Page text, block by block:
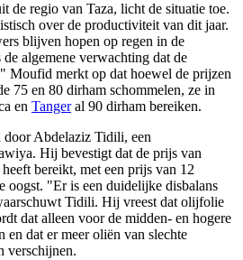
de regio van Taza, licht de situatie toe.
over de productiviteit van dit jaar.
blijven hopen op regen in de
algemene verwachting dat de
Moufid merkt op dat hoewel de prijzen
75 en 80 dirham schommelen, ze in
en Tangeral 90 dirham bereiken.
door Abdelaziz Tidili, een
Hij bevestigt dat de prijs van
bereikt, met een prijs van 12
oogst. "Er is een duidelijke disbalans
Tidili. Hij vreest dat olijfolie
dat alleen voor de midden- en hogere
en dat er meer oliën van slechte
verschijnen.